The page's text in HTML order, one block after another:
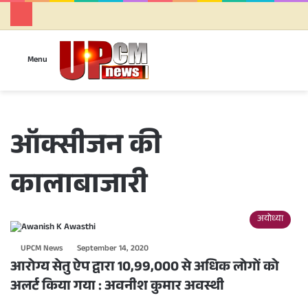
Menu
ऑक्सीजन की
कालाबाजारी
अयोध्या
UPCM News September 14, 2020
आरोग्य सेतु ऐप द्वारा 10,99,000 से अधिक लोगों को
अलर्ट किया गया : अवनीश कुमार अवस्थी